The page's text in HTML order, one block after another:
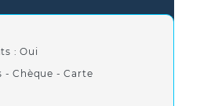
: Oui
- Chèque - Carte